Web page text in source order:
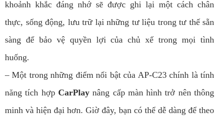
khoảnh khắc đáng nhớ sẽ được ghi lại một cách chân
thực, sống động, lưu trữ lại những tư liệu trong tư thế sẵn
sàng để bảo vệ quyền lợi của chủ xế trong mọi tình
huống.
– Một trong những điểm nổi bật của AP-C23 chính là tính
năng tích hợp CarPlaynâng cấp màn hình trở nên thông
minh và hiện đại hơn. Giờ đây, bạn có thể dễ dàng để theo